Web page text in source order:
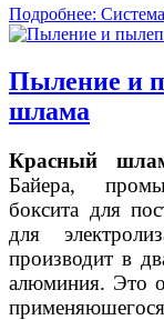
Подробнее:
Пыление и
шлама
Красный
Байера,
боксита для
для
производит в
алюминия. Это
применяюшегося